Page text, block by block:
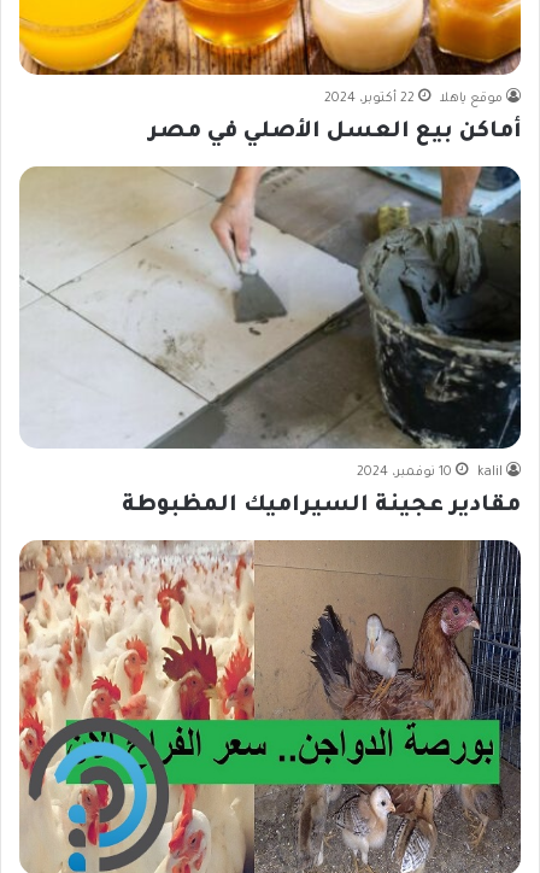
موقع ياهلا 22 أكتوبر، 2024
أماكن بيع العسل الأصلي في مصر
kalil 10 نوفمبر، 2024
مقادير عجينة السيراميك المظبوطة